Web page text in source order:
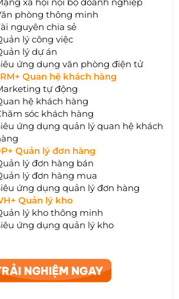
phòng thông minh
nguyên chia sẻ
lý công việc
lý dự án
ứng dụng văn phòng điện tử
Quan hệ khách hàng
tự động
hệ khách hàng
sóc khách hàng
ứng dụng quản lý quan hệ khách
Quản lý đơn hàng
lý đơn hàng bán
lý đơn hàng mua
ứng dụng quản lý đơn hàng
Quản lý kho
lý kho thông minh
ứng dụng quản lý kho